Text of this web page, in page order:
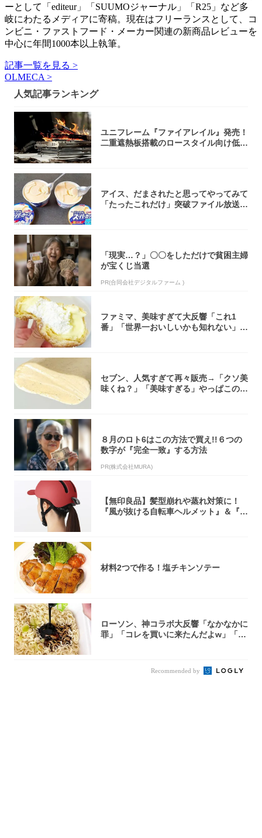
ーとして「editeur」「SUUMOジャーナル」「R25」など多
岐にわたるメディアに寄稿。現在はフリーランスとして、コ
ンビニ・ファストフード・メーカー関連の新商品レビューを
中心に年間1000本以上執筆。
記事一覧を見る >
OLMECA >
人気記事ランキング
ユニフレーム『ファイアレイル』発売！
二重遮熱板搭載のロースタイル向け低型
アイス、だまされたと思ってやってみて
「たったこれだけ」突破ファイル放送で
「現実…？」〇〇をしただけで貧困主婦
が宝くじ当選
PR(合同会社デジタルファーム )
ファミマ、美味すぎて大反響「これ1
番」「世界一おいしいかも知れない」
セブン、人気すぎて再々販売→「クソ美
味くね？」「美味すぎる」やっぱこのク
８月のロト6はこの方法で買え!!６つの
数字が『完全一致』する方法
PR(株式会社MURA)
【無印良品】髪型崩れや蒸れ対策に！
『風が抜ける自転車ヘルメット』＆『2
材料2つで作る！塩チキンソテー
ローソン、神コラボ大反響「なかなかに
罪」「コレを買いに来たんだよw」「３
Recommended by